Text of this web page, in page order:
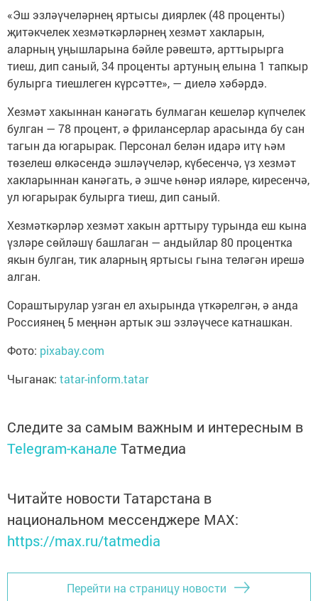
«Эш эзләүчеләрнең яртысы диярлек (48 проценты)
җитәкчелек хезмәткәрләрнең хезмәт хакларын,
аларның уңышларына бәйле рәвештә, арттырырга
тиеш, дип саный, 34 проценты артуның елына 1 тапкыр
булырга тиешлеген күрсәтте», — диелә хәбәрдә.
Хезмәт хакыннан канәгать булмаган кешеләр күпчелек
булган — 78 процент, ә фрилансерлар арасында бу сан
тагын да югарырак. Персонал белән идарә итү һәм
төзелеш өлкәсендә эшләүчеләр, күбесенчә, үз хезмәт
хакларыннан канәгать, ә эшче һөнәр ияләре, киресенчә,
ул югарырак булырга тиеш, дип саный.
Хезмәткәрләр хезмәт хакын арттыру турында еш кына
үзләре сөйләшү башлаган — андыйлар 80 процентка
якын булган, тик аларның яртысы гына теләгән ирешә
алган.
Сораштырулар узган ел ахырында үткәрелгән, ә анда
Россиянең 5 меңнән артык эш эзләүчесе катнашкан.
Фото: pixabay.com
Чыганак: tatar-inform.tatar
Следите за самым важным и интересным в
Telegram-канале Татмедиа
Читайте новости Татарстана в
национальном мессенджере MАХ:
https://max.ru/tatmedia
Перейти на страницу новости